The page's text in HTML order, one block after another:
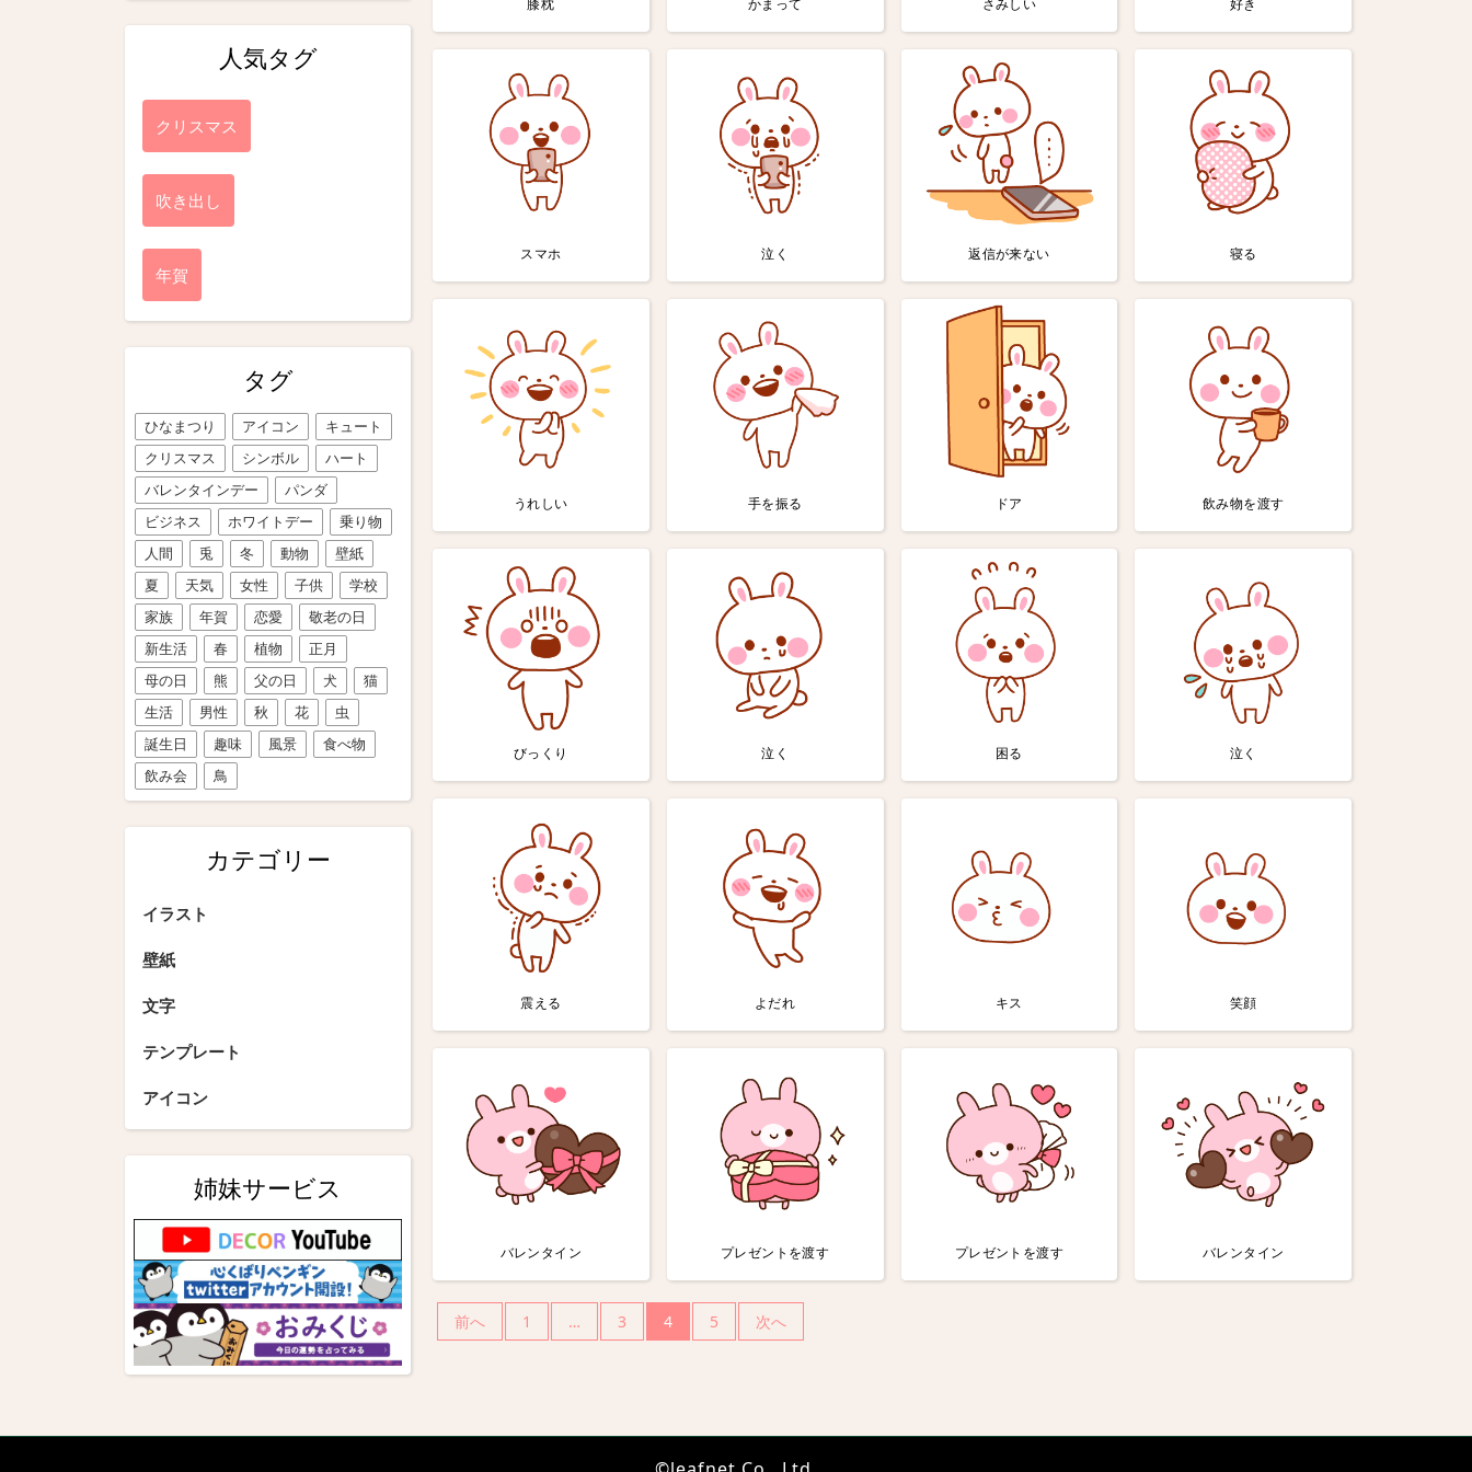
人気タグ
クリスマス
吹き出し
年賀
タグ
ひなまつり アイコン
キュート
クリスマス
シンボル
ハート
バレンタインデー
パンダ
ビジネス
ホワイトデー
乗り物
人間
兎 冬 動物
壁紙
夏
天気 女性 子供
学校
家族
年賀 恋愛
敬老の日
新生活
春 植物
正月
母の日
熊 父の日 犬
猫
生活
男性 秋 花
虫
誕生日
趣味 風景
食べ物
飲み会
鳥
カテゴリー
イラスト
壁紙
文字
テンプレート
アイコン
姉妹サービス
膝枕 かまって さみしい 好き
スマホ 泣く 返信が来ない 寝る
うれしい 手を振る ドア 飲み物を渡す
びっくり 泣く 困る 泣く
震える よだれ キス 笑顔
バレンタイン プレゼントを渡す プレゼントを渡す バレンタイン
投
稿
ペ
前へ 1 … 3 4 5 次へ